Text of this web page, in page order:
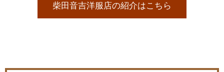
柴田音吉洋服店の紹介はこちら